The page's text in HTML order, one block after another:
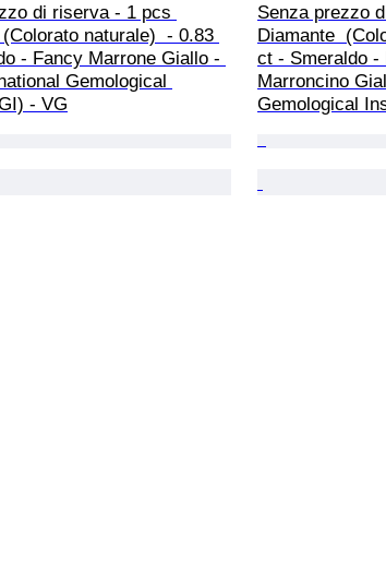
di riserva - 1 pcs
naturale)  - 0.83
- Fancy Marrone Giallo -
Gemological
- VG
Senza prezzo
Diamante
ct - Smeraldo -
Marroncino
Gemological